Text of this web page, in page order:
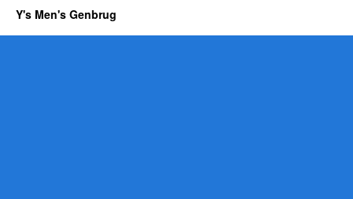
Y's Men's Genbrug